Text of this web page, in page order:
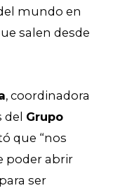
mundo en
salen desde
, coordinadora
del Grupo
que “nos
poder abrir
ser